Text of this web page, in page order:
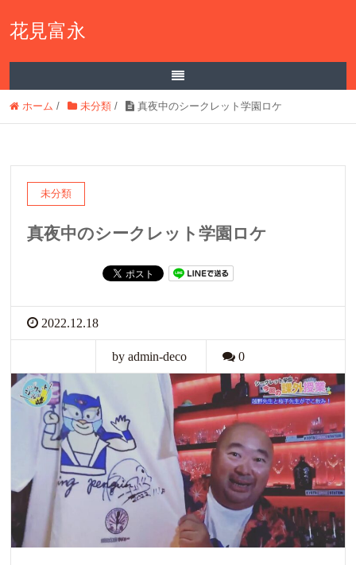
花見富永
ホーム / 未分類 / 真夜中のシークレット学園ロケ
未分類
真夜中のシークレット学園ロケ
2022.12.18
by admin-deco 0